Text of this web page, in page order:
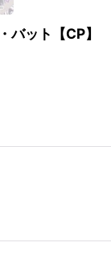
ット【CP】